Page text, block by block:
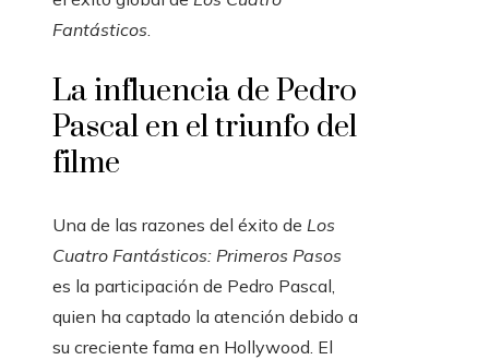
Fantásticos.
La influencia de Pedro
Pascal en el triunfo del
filme
Una de las razones del éxito de Los
Cuatro Fantásticos: Primeros Pasos
es la participación de Pedro Pascal,
quien ha captado la atención debido a
su creciente fama en Hollywood. El